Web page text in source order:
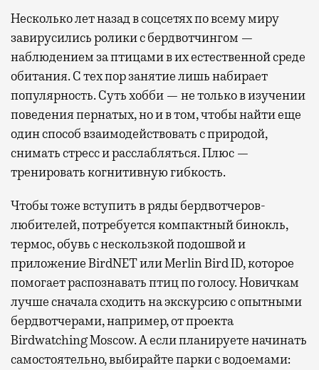
Несколько лет назад в соцсетях по всему миру
завирусились ролики с бердвотчингом —
наблюдением за птицами в их естественной среде
обитания. С тех пор занятие лишь набирает
популярность. Суть хобби — не только в изучении
поведения пернатых, но и в том, чтобы найти еще
один способ взаимодействовать с природой,
снимать стресс и расслабляться. Плюс —
тренировать когнитивную гибкость.
Чтобы тоже вступить в ряды бердвотчеров-
любителей, потребуется компактный бинокль,
термос, обувь с нескользкой подошвой и
приложение BirdNET или Merlin Bird ID, которое
помогает распознавать птиц по голосу. Новичкам
лучше сначала сходить на экскурсию с опытными
бердвотчерами, например, от проекта
Birdwatching Moscow. А если планируете начинать
самостоятельно, выбирайте парки с водоемами: